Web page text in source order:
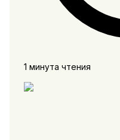
1 минута чтения